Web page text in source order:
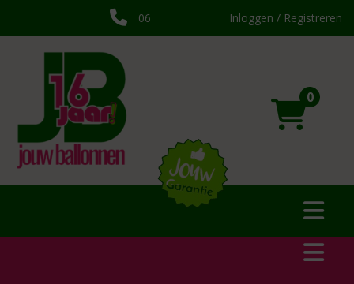
06 Inloggen / Registreren
0